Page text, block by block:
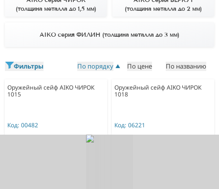
(толщина металла до 1,5 мм)
(толщина металла до 2 мм)
AIKO серия ФИЛИН (толщина металла до 3 мм)
Фильтры По порядку По цене По названию
Оружейный сейф AIKO ЧИРОК
1015
Код: 00482
Оружейный сейф AIKO ЧИРОК
1018
Код: 06221